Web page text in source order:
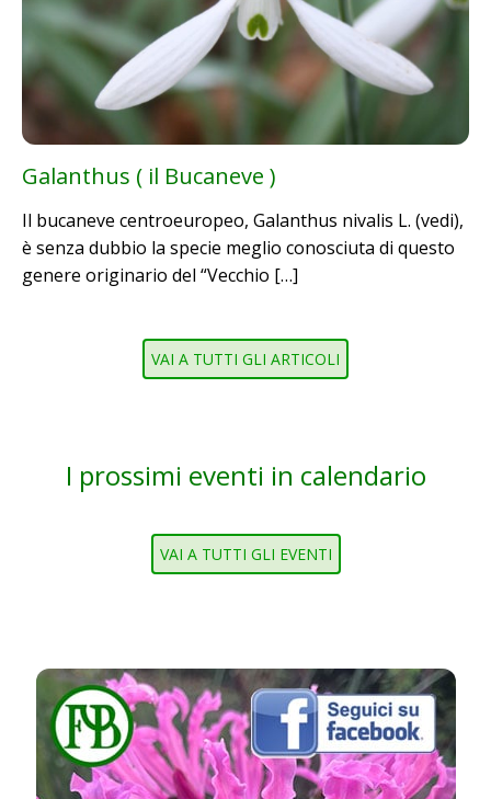
Galanthus ( il Bucaneve )
Il bucaneve centroeuropeo, Galanthus nivalis L. (vedi),
è senza dubbio la specie meglio conosciuta di questo
genere originario del “Vecchio […]
VAI A TUTTI GLI ARTICOLI
I prossimi eventi in calendario
VAI A TUTTI GLI EVENTI